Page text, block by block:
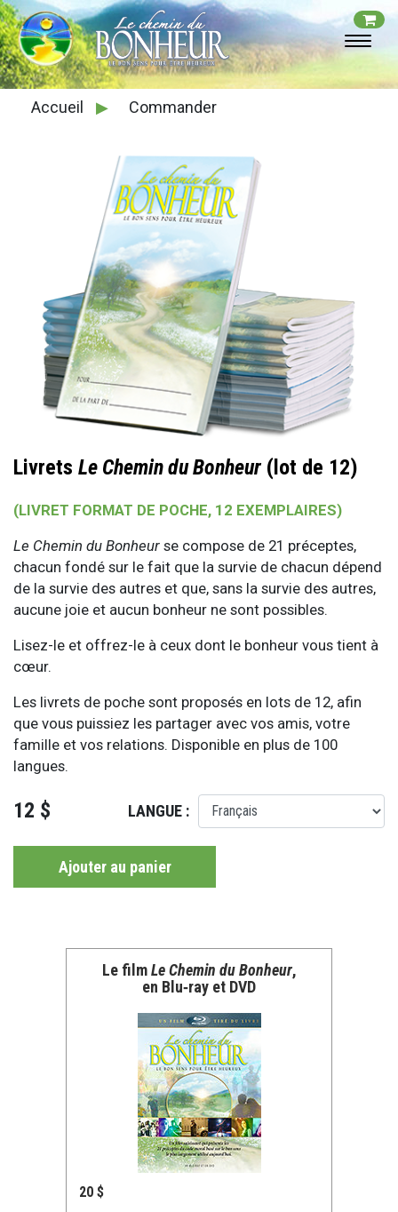
Accueil ▶ Commander
Livrets Le Chemin du Bonheur(lot de 12)
(LIVRET FORMAT DE POCHE, 12 EXEMPLAIRES)
Le Chemin du Bonheur se compose de 21 préceptes,
chacun fondé sur le fait que la survie de chacun dépend
de la survie des autres et que, sans la survie des autres,
aucune joie et aucun bonheur ne sont possibles.
Lisez-le et offrez-le à ceux dont le bonheur vous tient à
cœur.
Les livrets de poche sont proposés en lots de 12, afin
que vous puissiez les partager avec vos amis, votre
famille et vos relations. Disponible en plus de 100
langues.
12 $ LANGUE :
Ajouter au panier
Le filmLe Chemin du Bonheur,
en Blu‑ray et DVD
20 $